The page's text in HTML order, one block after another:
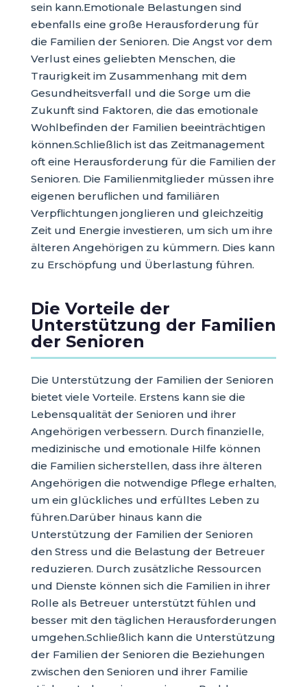
sein kann.Emotionale Belastungen sind
ebenfalls eine große Herausforderung für
die Familien der Senioren. Die Angst vor dem
Verlust eines geliebten Menschen, die
Traurigkeit im Zusammenhang mit dem
Gesundheitsverfall und die Sorge um die
Zukunft sind Faktoren, die das emotionale
Wohlbefinden der Familien beeinträchtigen
können.Schließlich ist das Zeitmanagement
oft eine Herausforderung für die Familien der
Senioren. Die Familienmitglieder müssen ihre
eigenen beruflichen und familiären
Verpflichtungen jonglieren und gleichzeitig
Zeit und Energie investieren, um sich um ihre
älteren Angehörigen zu kümmern. Dies kann
zu Erschöpfung und Überlastung führen.
Die Vorteile der
Unterstützung der Familien
der Senioren
Die Unterstützung der Familien der Senioren
bietet viele Vorteile. Erstens kann sie die
Lebensqualität der Senioren und ihrer
Angehörigen verbessern. Durch finanzielle,
medizinische und emotionale Hilfe können
die Familien sicherstellen, dass ihre älteren
Angehörigen die notwendige Pflege erhalten,
um ein glückliches und erfülltes Leben zu
führen.Darüber hinaus kann die
Unterstützung der Familien der Senioren
den Stress und die Belastung der Betreuer
reduzieren. Durch zusätzliche Ressourcen
und Dienste können sich die Familien in ihrer
Rolle als Betreuer unterstützt fühlen und
besser mit den täglichen Herausforderungen
umgehen.Schließlich kann die Unterstützung
der Familien der Senioren die Beziehungen
zwischen den Senioren und ihrer Familie